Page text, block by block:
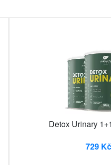
Detox Urinary
729 Kč